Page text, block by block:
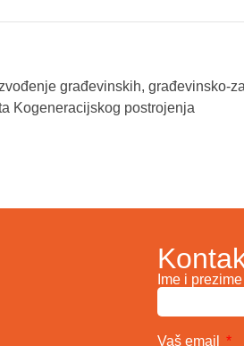
građevinskih, građevinsko-
Kogeneracijskog postrojenja
Ime i prezime
Vaš email